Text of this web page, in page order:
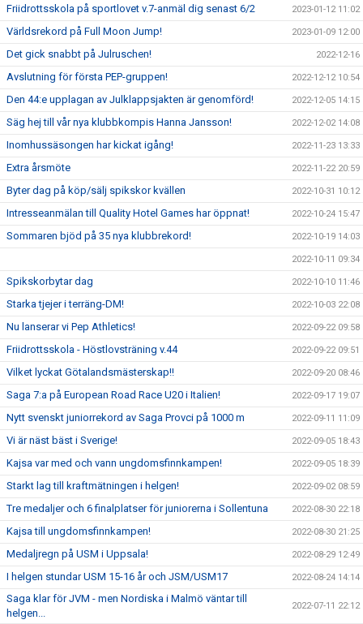
Friidrottsskola på sportlovet v.7-anmäl dig senast 6/2 2023-01-12 11:02
Världsrekord på Full Moon Jump! 2023-01-09 12:00
Det gick snabbt på Julruschen! 2022-12-16
Avslutning för första PEP-gruppen! 2022-12-12 10:54
Den 44:e upplagan av Julklappsjakten är genomförd! 2022-12-05 14:15
Säg hej till vår nya klubbkompis Hanna Jansson! 2022-12-02 14:08
Inomhussäsongen har kickat igång! 2022-11-23 13:33
Extra årsmöte 2022-11-22 20:59
Byter dag på köp/sälj spikskor kvällen 2022-10-31 10:12
Intresseanmälan till Quality Hotel Games har öppnat! 2022-10-24 15:47
Sommaren bjöd på 35 nya klubbrekord! 2022-10-19 14:03
2022-10-11 09:34
Spikskorbytar dag 2022-10-10 11:46
Starka tjejer i terräng-DM! 2022-10-03 22:08
Nu lanserar vi Pep Athletics! 2022-09-22 09:58
Friidrottsskola - Höstlovsträning v.44 2022-09-22 09:51
Vilket lyckat Götalandsmästerskap!! 2022-09-20 08:46
Saga 7:a på European Road Race U20 i Italien! 2022-09-17 19:07
Nytt svenskt juniorrekord av Saga Provci på 1000 m 2022-09-11 11:09
Vi är näst bäst i Sverige! 2022-09-05 18:43
Kajsa var med och vann ungdomsfinnkampen! 2022-09-05 18:39
Starkt lag till kraftmätningen i helgen! 2022-09-02 08:59
Tre medaljer och 6 finalplatser för juniorerna i Sollentuna 2022-08-30 22:18
Kajsa till ungdomsfinnkampen! 2022-08-30 21:25
Medaljregn på USM i Uppsala! 2022-08-29 12:49
I helgen stundar USM 15-16 år och JSM/USM17 2022-08-24 14:14
Saga klar för JVM - men Nordiska i Malmö väntar till
helgen...
2022-07-11 22:12